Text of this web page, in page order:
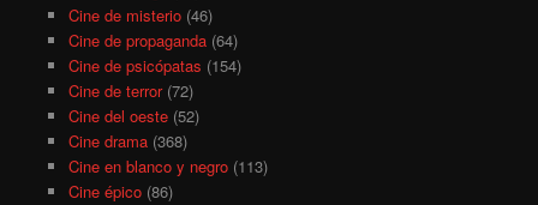
Cine de misterio(46)
Cine de propaganda(64)
Cine de psicópatas (154)
Cine de terror(72)
Cine del oeste(52)
Cine drama(368)
Cine en blanco y negro(113)
Cine épico(86)